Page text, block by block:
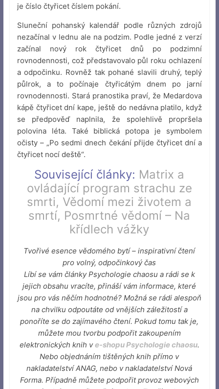
je číslo čtyřicet číslem pokání.
Sluneční pohanský kalendář podle různých zdrojů
nezačínal v lednu ale na podzim. Podle jedné z verzí
začínal nový rok čtyřicet dnů po podzimní
rovnodennosti, což představovalo půl roku ochlazení
a odpočinku. Rovněž tak pohané slavili druhý, teplý
půlrok, a to počínaje čtyřicátým dnem po jarní
rovnodennosti. Stará pranostika praví, že Medardova
kápě čtyřicet dní kape, ještě do nedávna platilo, když
se předpověď naplnila, že spolehlivě propršela
polovina léta. Také biblická potopa je symbolem
očisty – „Po sedmi dnech čekání přijde čtyřicet dní a
čtyřicet nocí deště“.
Související články: Matrix a
ovládající program strachu ze
smrti, Vědomí mezi životem a
smrtí, Posmrtné vědomí – Na
křídlech vážky
Tvořivé esence vědomého bytí – inspirativní čtení
pro volný, odpočinkový čas
Líbí se vám články Psychologie chaosu a rádi se k
jejich obsahu vracíte, přináší vám informace, které
jsou pro vás něčím hodnotné? Možná se rádi alespoň
na chvilku odpoutáte od vnějších záležitostí a
ponoříte se do zajímavého čtení. Pokud tomu tak je,
můžete mou tvorbu podpořit zakoupením
elektronických knih ve-shopu Psychologie chaosu.
Nebo objednáním tištěných knih přímo v
nakladatelství ANAG, nebo v nakladatelství Nová
Forma. Případně můžete podpořit provoz webových